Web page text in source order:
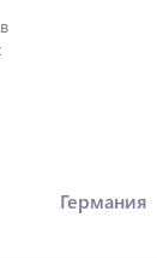
Германия